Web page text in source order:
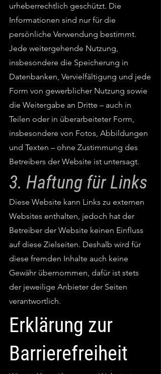
urheberrechtlich geschützt. Die
Informationen sind nur für die
persönliche Verwendung bestimmt.
Jede weitergehende Nutzung,
insbesondere die Speicherung in
Datenbanken, Vervielfältigung und jede
Form von gewerblicher Nutzung sowie
die Weitergabe an Dritte – auch in
Teilen oder in überarbeiteter Form,
insbesondere von Fotos, Abbildungen
und Texten – ohne Zustimmung des
Betreibers der Website ist untersagt.
3. Haftung für Links
Diese Website kann Links zu externen
Websites enthalten, jedoch hat der
Betreiber der Website keinen Einfluss
auf diese Zielseiten. Deshalb wird für
diese fremden Inhalte auch keine
Gewähr übernommen, dafür ist stets
der jeweilige Anbieter der Seiten
verantwortlich.
Erklärung zur
Barrierefreiheit